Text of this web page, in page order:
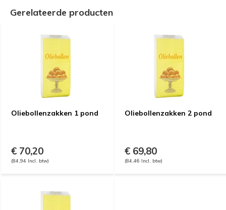
Gerelateerde producten
Oliebollenzakken 1 pond
€ 70,20
(84,94 Incl. btw)
Oliebollenzakken 2 pond
€ 69,80
(84,46 Incl. btw)